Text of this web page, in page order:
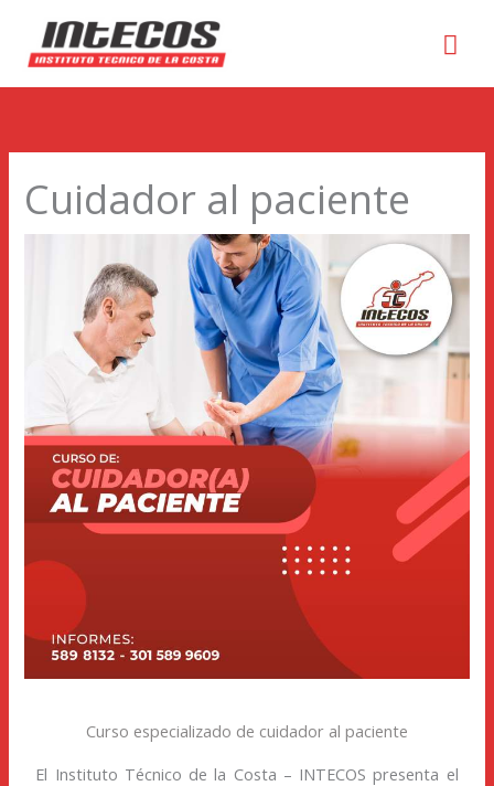
Cuidador al paciente
Curso especializado de cuidador al paciente
El Instituto Técnico de la Costa – INTECOS presenta el